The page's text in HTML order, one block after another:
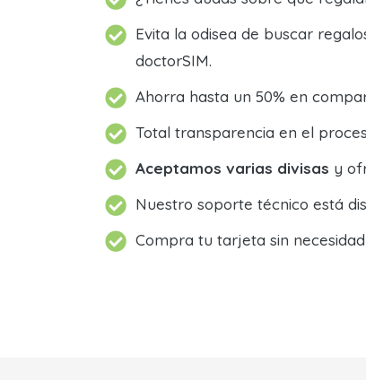
Evita la odisea de buscar
doctorSIM.
Ahorra hasta un 50% en
Total transparencia en el
Aceptamos varias divisas y
Nuestro soporte técnico está
Compra tu tarjeta sin